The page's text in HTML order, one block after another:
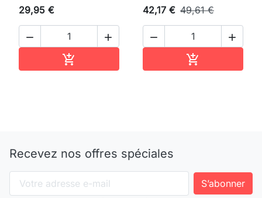
29,95 €
 

42,17 € 49,61 €
 

Recevez nos offres spéciales